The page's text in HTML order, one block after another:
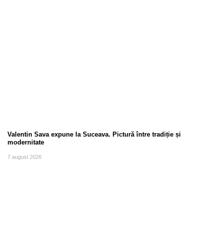
Valentin Sava expune la Suceava. Pictură între tradiție și
modernitate
7 august 2026